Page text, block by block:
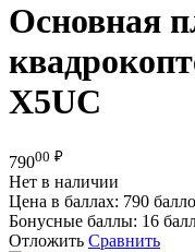
Основная
X5UC
79000 ₽
Нет в наличии
Цена в баллах: 790
Бонусные баллы: 16
Отложить Сравнить